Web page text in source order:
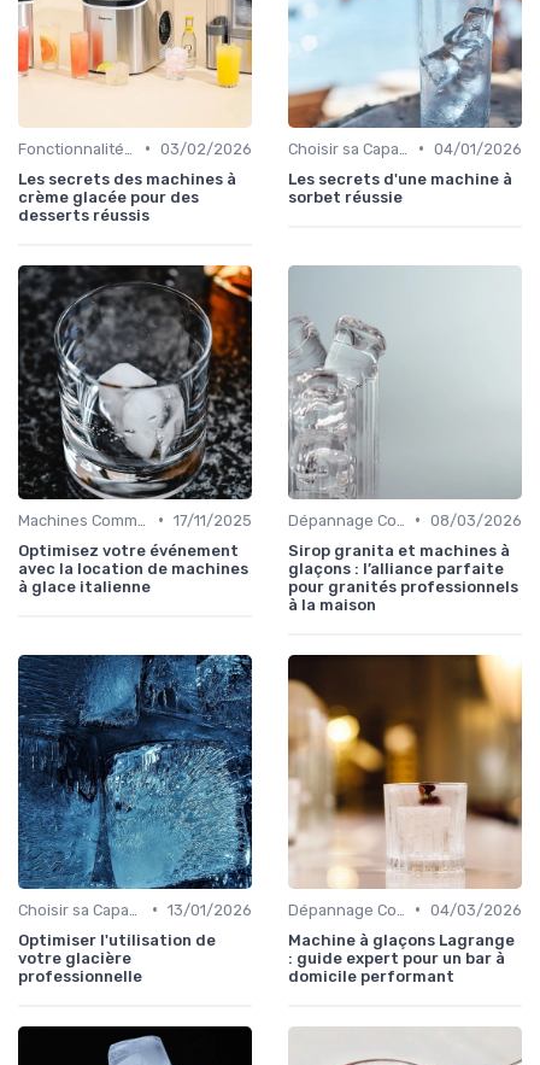
• 03/02/2026
Les secrets des machines à
crème glacée pour des
desserts réussis
• 04/01/2026
Les secrets d'une machine à
sorbet réussie
• 17/11/2025
Optimisez votre événement
avec la location de machines
à glace italienne
• 08/03/2026
Sirop granita et machines à
glaçons : l’alliance parfaite
pour granités professionnels
à la maison
• 13/01/2026
Optimiser l'utilisation de
votre glacière
professionnelle
• 04/03/2026
Machine à glaçons Lagrange
: guide expert pour un bar à
domicile performant